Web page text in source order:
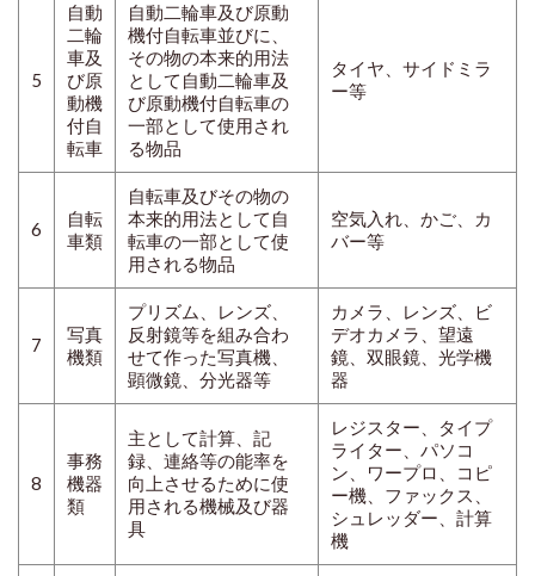
5
自動
二輪
車及
び原
動機
付自
転車
自動二輪車及び原動
機付自転車並びに、
その物の本来的用法
として自動二輪車及
び原動機付自転車の
一部として使用され
る物品
タイヤ、サイドミラ
ー等
6
自転
車類
自転車及びその物の
本来的用法として自
転車の一部として使
用される物品
空気入れ、かご、カ
バー等
7
写真
機類
プリズム、レンズ、
反射鏡等を組み合わ
せて作った写真機、
顕微鏡、分光器等
カメラ、レンズ、ビ
デオカメラ、望遠
鏡、双眼鏡、光学機
器
8
事務
機器
類
主として計算、記
録、連絡等の能率を
向上させるために使
用される機械及び器
具
レジスター、タイプ
ライター、パソコ
ン、ワープロ、コピ
ー機、ファックス、
シュレッダー、計算
機